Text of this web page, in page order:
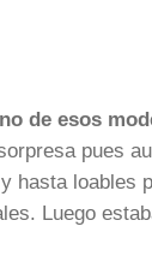
de esos
pues
hasta loables
Luego